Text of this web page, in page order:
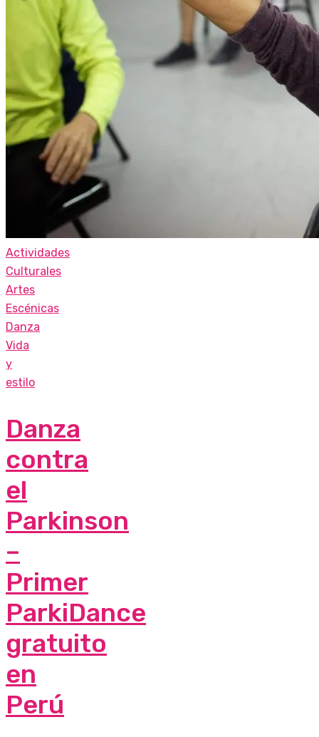
Actividades
Culturales
Artes
Escénicas
Danza
Vida
y
estilo
Danza
contra
el
Parkinson
–
Primer
ParkiDance
gratuito
en
Perú